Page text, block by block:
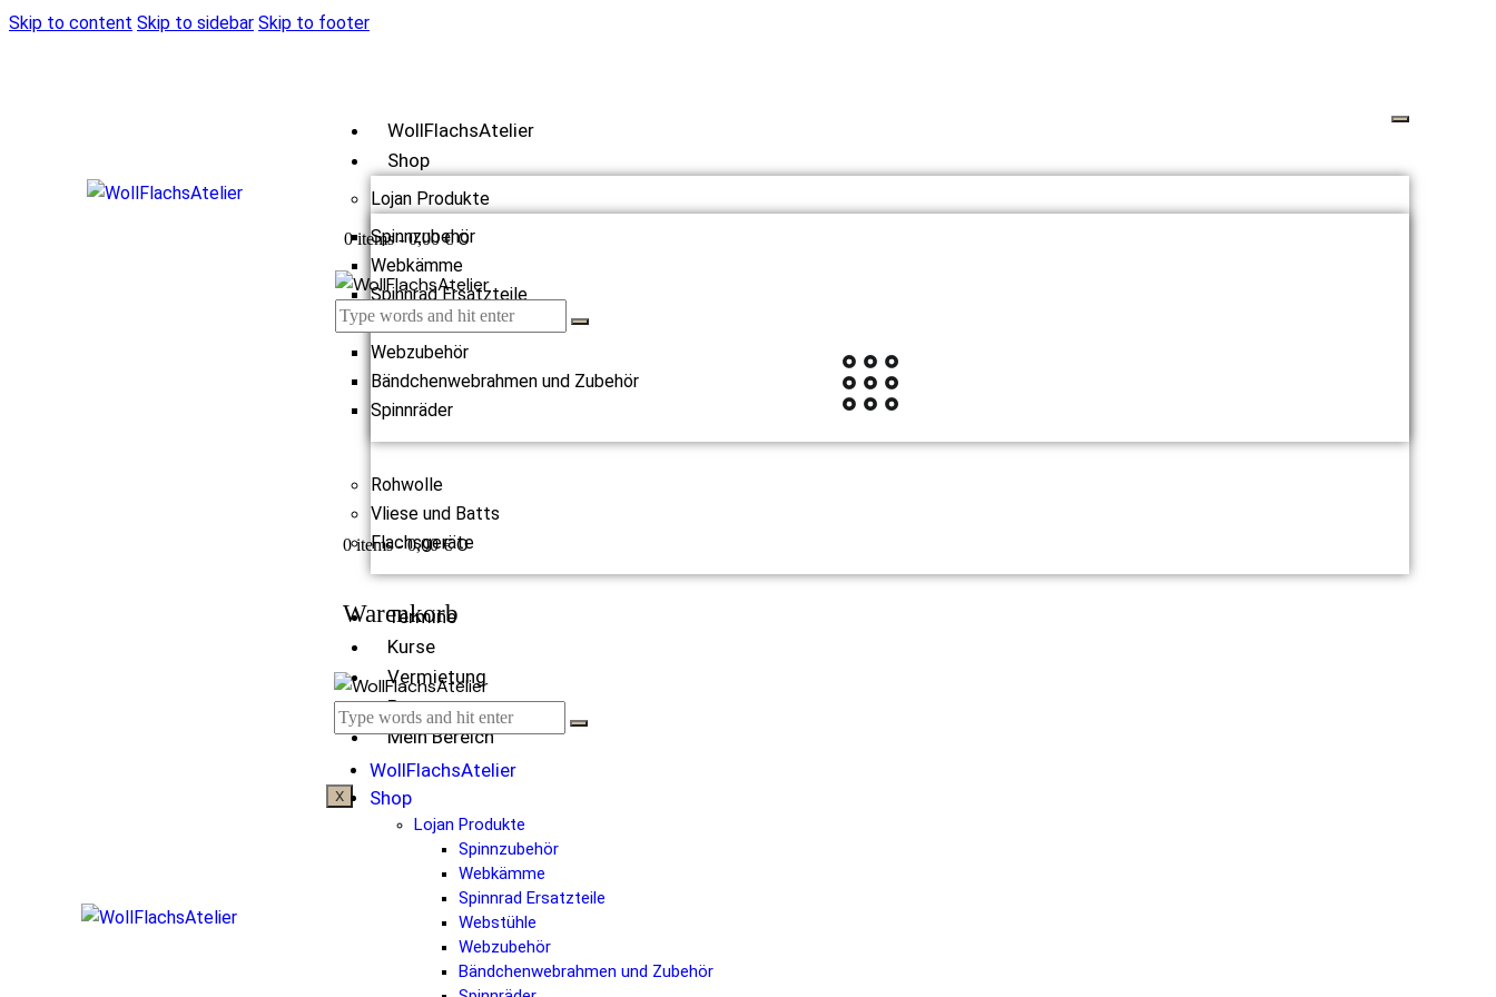
Skip to content Skip to sidebar Skip to footer
WollFlachsAtelier
Shop
Lojan Produkte
Spinnzubehör
Webkämme
Spinnrad Ersatzteile
Webstühle
Webzubehör
Bändchenwebrahmen und Zubehör
Spinnräder
Rohwolle
Vliese und Batts
Flachsgeräte
Termine
Kurse
Vermietung
Partner
Mein Bereich
X
0 items - 0,00 € 0
0 items-0,00 € 0
Warenkorb
WollFlachsAtelier
Shop
Lojan Produkte
Spinnzubehör
Webkämme
Spinnrad Ersatzteile
Webstühle
Webzubehör
Bändchenwebrahmen und Zubehör